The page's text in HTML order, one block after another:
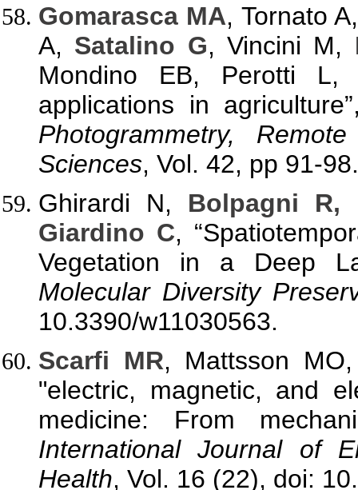
Gomarasca MA, Tornato
A, Satalino G, Vincini M,
Mondino EB, Perotti L,
applications in
Photogrammetry,
Sciences, Vol. 42, pp 91-98.
Ghirardi N, Bolpagni R,
Giardino C,
Vegetation in a Deep
Molecular Diversity
10.3390/w11030563.
Scarfi MR, Mattsson
"electric, magnetic, and
medicine: From
International Journal of
Health, Vol. 16 (22), doi: